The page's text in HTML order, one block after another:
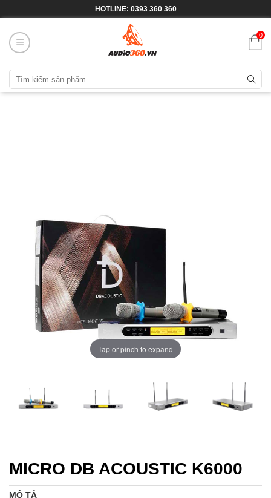
HOTLINE: 0393 360 360
0
Tap or pinch to expand
MICRO DB ACOUSTIC K6000
MÔ TẢ